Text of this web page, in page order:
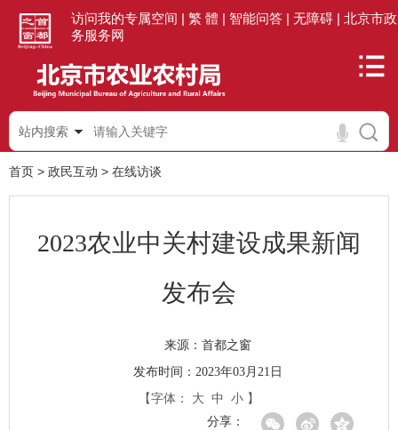
访问我的专属空间 | 繁 體 | 智能问答 | 无障碍 | 北京市政
务服务网
站内搜索
首页 > 政民互动 > 在线访谈
2023农业中关村建设成果新闻
发布会
来源： 首都之窗
发布时间：2023年03月21日
【字体：
大 中 小 】
分享：